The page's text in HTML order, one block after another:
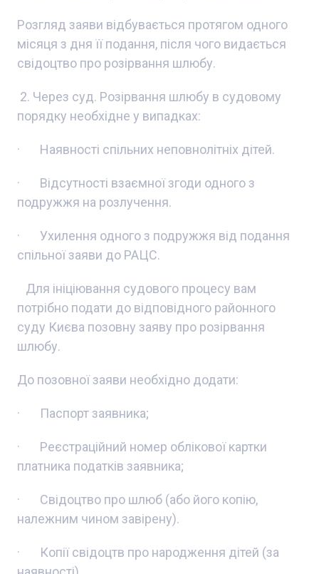
Розгляд заяви відбувається протягом одного
місяця з дня її подання, після чого видається
свідоцтво про розірвання шлюбу.
2. Через суд. Розірвання шлюбу в судовому
порядку необхідне у випадках:
· Наявності спільних неповнолітніх дітей.
· Відсутності взаємної згоди одного з
подружжя на розлучення.
· Ухилення одного з подружжя від подання
спільної заяви до РАЦС.
Для ініціювання судового процесу вам
потрібно подати до відповідного районного
суду Києва позовну заяву про розірвання
шлюбу.
До позовної заяви необхідно додати:
· Паспорт заявника;
· Реєстраційний номер облікової картки
платника податків заявника;
· Свідоцтво про шлюб (або його копію,
належним чином завірену).
· Копії свідоцтв про народження дітей (за